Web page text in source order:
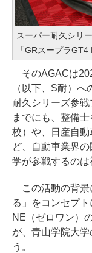
スーパー耐久シリ
「GRスープラGT4
そのAGACは
（以下、S耐）
耐久シリーズ参
までにも、整備
校）や、日産自
ど、自動車業界
学が参戦するのは
この活動の背景
る」をコンセプ
NE（ゼロワン）
が、青山学院大
う。